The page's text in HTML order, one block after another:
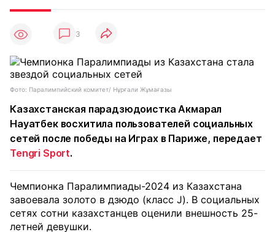
3
Фото: Паралимпийский комитет/ Нұрғали Жұмағазы
Казахстанская парадзюдоистка Акмарал
Науатбек восхитила пользователей социальных
сетей после победы на Играх в Париже, передает
Tengri Sport.
Чемпионка Паралимпиады-2024 из Казахстана
завоевала золото в дзюдо (класс J). В социальных
сетях сотни казахстанцев оценили внешность 25-
летней девушки.